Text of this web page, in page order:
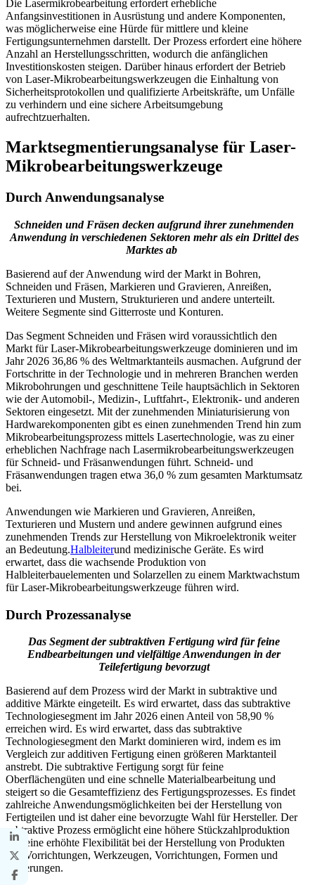
Die Lasermikrobearbeitung erfordert erhebliche
Anfangsinvestitionen in Ausrüstung und andere Komponenten,
was möglicherweise eine Hürde für mittlere und kleine
Fertigungsunternehmen darstellt. Der Prozess erfordert eine höhere
Anzahl an Herstellungsschritten, wodurch die anfänglichen
Investitionskosten steigen. Darüber hinaus erfordert der Betrieb
von Laser-Mikrobearbeitungswerkzeugen die Einhaltung von
Sicherheitsprotokollen und qualifizierte Arbeitskräfte, um Unfälle
zu verhindern und eine sichere Arbeitsumgebung
aufrechtzuerhalten.
Marktsegmentierungsanalyse für Laser-
Mikrobearbeitungswerkzeuge
Durch Anwendungsanalyse
Schneiden und Fräsen decken aufgrund ihrer zunehmenden
Anwendung in verschiedenen Sektoren mehr als ein Drittel des
Marktes ab
Basierend auf der Anwendung wird der Markt in Bohren,
Schneiden und Fräsen, Markieren und Gravieren, Anreißen,
Texturieren und Mustern, Strukturieren und andere unterteilt.
Weitere Segmente sind Gitterroste und Konturen.
Das Segment Schneiden und Fräsen wird voraussichtlich den
Markt für Laser-Mikrobearbeitungswerkzeuge dominieren und im
Jahr 2026 36,86 % des Weltmarktanteils ausmachen. Aufgrund der
Fortschritte in der Technologie und in mehreren Branchen werden
Mikrobohrungen und geschnittene Teile hauptsächlich in Sektoren
wie der Automobil-, Medizin-, Luftfahrt-, Elektronik- und anderen
Sektoren eingesetzt. Mit der zunehmenden Miniaturisierung von
Hardwarekomponenten gibt es einen zunehmenden Trend hin zum
Mikrobearbeitungsprozess mittels Lasertechnologie, was zu einer
erheblichen Nachfrage nach Lasermikrobearbeitungswerkzeugen
für Schneid- und Fräsanwendungen führt. Schneid- und
Fräsanwendungen tragen etwa 36,0 % zum gesamten Marktumsatz
bei.
Anwendungen wie Markieren und Gravieren, Anreißen,
Texturieren und Mustern und andere gewinnen aufgrund eines
zunehmenden Trends zur Herstellung von Mikroelektronik weiter
an Bedeutung.Halbleiterund medizinische Geräte. Es wird
erwartet, dass die wachsende Produktion von
Halbleiterbauelementen und Solarzellen zu einem Marktwachstum
für Laser-Mikrobearbeitungswerkzeuge führen wird.
Durch Prozessanalyse
Das Segment der subtraktiven Fertigung wird für feine
Endbearbeitungen und vielfältige Anwendungen in der
Teilefertigung bevorzugt
Basierend auf dem Prozess wird der Markt in subtraktive und
additive Märkte eingeteilt. Es wird erwartet, dass das subtraktive
Technologiesegment im Jahr 2026 einen Anteil von 58,90 %
erreichen wird. Es wird erwartet, dass das subtraktive
Technologiesegment den Markt dominieren wird, indem es im
Vergleich zur additiven Fertigung einen größeren Marktanteil
anstrebt. Die subtraktive Fertigung sorgt für feine
Oberflächengüten und eine schnelle Materialbearbeitung und
steigert so die Gesamteffizienz des Fertigungsprozesses. Es findet
zahlreiche Anwendungsmöglichkeiten bei der Herstellung von
Fertigteilen und ist daher eine bevorzugte Wahl für Hersteller. Der
subtraktive Prozess ermöglicht eine höhere Stückzahlproduktion
und eine erhöhte Flexibilität bei der Herstellung von Produkten
wie Vorrichtungen, Werkzeugen, Vorrichtungen, Formen und
Halterungen.